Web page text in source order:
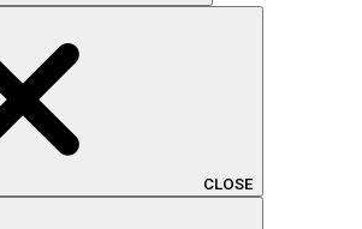
CLOSE